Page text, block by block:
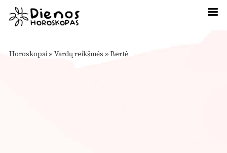
Horoskopai » Vardų reikšmės » Bertė